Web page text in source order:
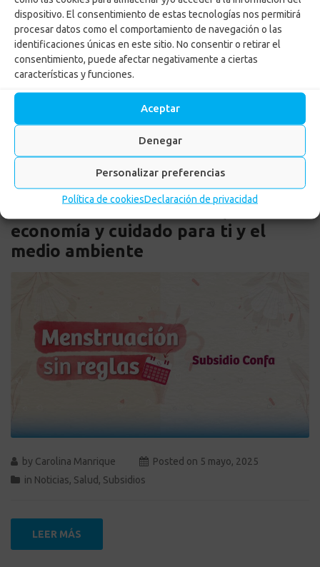
dispositivo. El consentimiento de estas tecnologías nos permitirá
procesar datos como el comportamiento de navegación o las
identificaciones únicas en este sitio. No consentir o retirar el
consentimiento, puede afectar negativamente a ciertas
características y funciones.
Aceptar
Denegar
Personalizar preferencias
Política de cookiesDeclaración de privacidad
byMargarita Maria Maya Ortega
Inicio Personas Noticias
LEER MÁS
Subsidio de menstruación,
economía y cuidado para ti y el
medio ambiente
by Carolina Manrique Posted on 5 mayo, 2025
in Noticias, Salud, Subsidios
LEER MÁS